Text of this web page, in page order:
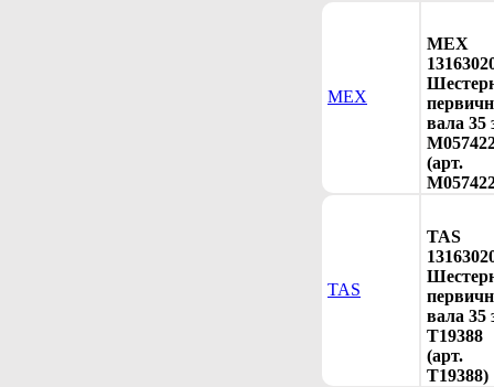
MEX
MEX
вала 35
(арт.
TAS
TAS
вала 35
T19388
(арт.
T19388)